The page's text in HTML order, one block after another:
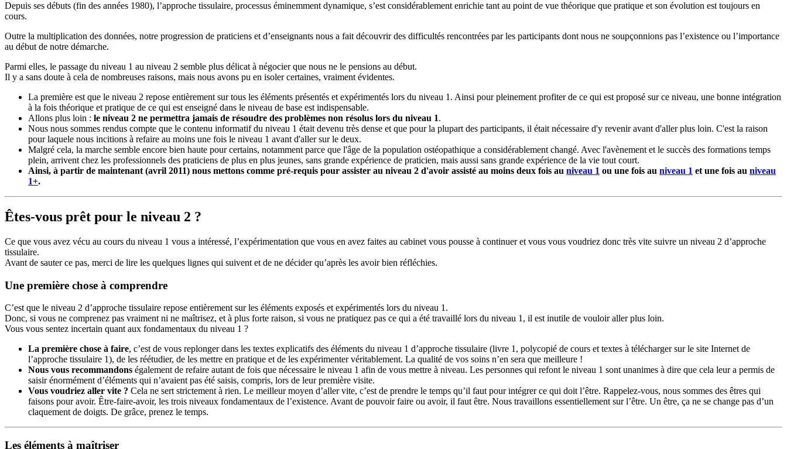
Depuis ses débuts (fin des années 1980), l’approche tissulaire, processus éminemment dynamique, s’est considérablement enrichie tant au point de vue théorique que pratique et son évolution est toujours en
cours.
Outre la multiplication des données, notre progression de praticiens et d’enseignants nous a fait découvrir des difficultés rencontrées par les participants dont nous ne soupçonnions pas l’existence ou l’importance
au début de notre démarche.
Parmi elles, le passage du niveau 1 au niveau 2 semble plus délicat à négocier que nous ne le pensions au début.
Il y a sans doute à cela de nombreuses raisons, mais nous avons pu en isoler certaines, vraiment évidentes.
La première est que le niveau 2 repose entièrement sur tous les éléments présentés et expérimentés lors du niveau 1. Ainsi pour pleinement profiter de ce qui est proposé sur ce niveau, une bonne intégration
à la fois théorique et pratique de ce qui est enseigné dans le niveau de base est indispensable.
Allons plus loin : le niveau 2 ne permettra jamais de résoudre des problèmes non résolus lors du niveau 1.
Nous nous sommes rendus compte que le contenu informatif du niveau 1 était devenu très dense et que pour la plupart des participants, il était nécessaire d'y revenir avant d'aller plus loin. C'est la raison
pour laquele nous incitions à refaire au moins une fois le niveau 1 avant d'aller sur le deux.
Malgré cela, la marche semble encore bien haute pour certains, notamment parce que l'âge de la population ostéopathique a considérablement changé. Avec l'avènement et le succès des formations temps
plein, arrivent chez les professionnels des praticiens de plus en plus jeunes, sans grande expérience de praticien, mais aussi sans grande expérience de la vie tout court.
Ainsi, à partir de maintenant (avril 2011) nous mettons comme pré-requis pour assister au niveau 2 d'avoir assisté au moins deux fois au niveau 1 ou une fois au niveau 1 et une fois au niveau
1+.
Êtes-vous prêt pour le niveau 2 ?
Ce que vous avez vécu au cours du niveau 1 vous a intéressé, l’expérimentation que vous en avez faites au cabinet vous pousse à continuer et vous vous voudriez donc très vite suivre un niveau 2 d’approche
tissulaire.
Avant de sauter ce pas, merci de lire les quelques lignes qui suivent et de ne décider qu’après les avoir bien réfléchies.
Une première chose à comprendre
C’est que le niveau 2 d’approche tissulaire repose entièrement sur les éléments exposés et expérimentés lors du niveau 1.
Donc, si vous ne comprenez pas vraiment ni ne maîtrisez, et à plus forte raison, si vous ne pratiquez pas ce qui a été travaillé lors du niveau 1, il est inutile de vouloir aller plus loin.
Vous vous sentez incertain quant aux fondamentaux du niveau 1 ?
La première chose à faire, c’est de vous replonger dans les textes explicatifs des éléments du niveau 1 d’approche tissulaire (livre 1, polycopié de cours et textes à télécharger sur le site Internet de
l’approche tissulaire 1), de les réétudier, de les mettre en pratique et de les expérimenter véritablement. La qualité de vos soins n’en sera que meilleure !
Nous vous recommandons également de refaire autant de fois que nécessaire le niveau 1 afin de vous mettre à niveau. Les personnes qui refont le niveau 1 sont unanimes à dire que cela leur a permis de
saisir énormément d’éléments qui n’avaient pas été saisis, compris, lors de leur première visite.
Vous voudriez aller vite ? Cela ne sert strictement à rien. Le meilleur moyen d’aller vite, c’est de prendre le temps qu’il faut pour intégrer ce qui doit l’être. Rappelez-vous, nous sommes des êtres qui
faisons pour avoir. Être-faire-avoir, les trois niveaux fondamentaux de l’existence. Avant de pouvoir faire ou avoir, il faut être. Nous travaillons essentiellement sur l’être. Un être, ça ne se change pas d’un
claquement de doigts. De grâce, prenez le temps.
Les éléments à maîtriser